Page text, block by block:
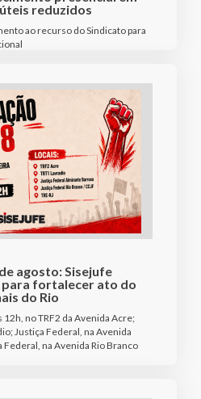
reduzidos
ao recurso do Sindicato para
agosto: Sisejufe
fortalecer ato do
do Rio
no TRF2 da Avenida Acre;
Justiça Federal, na Avenida
na Avenida Rio Branco